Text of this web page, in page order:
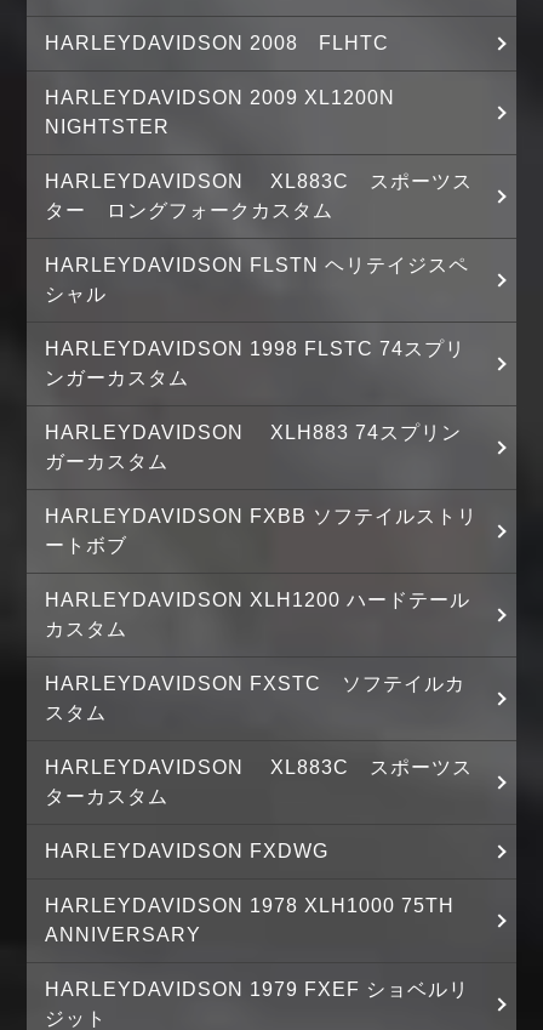
HARLEYDAVIDSON 2008 FLHTC
HARLEYDAVIDSON 2009 XL1200N
NIGHTSTER
HARLEYDAVIDSON XL883C スポーツス
ター ロングフォークカスタム
HARLEYDAVIDSON FLSTN ヘリテイジスペ
シャル
HARLEYDAVIDSON 1998 FLSTC 74スプリ
ンガーカスタム
HARLEYDAVIDSON XLH883 74スプリン
ガーカスタム
HARLEYDAVIDSON FXBB ソフテイルストリ
ートボブ
HARLEYDAVIDSON XLH1200 ハードテール
カスタム
HARLEYDAVIDSON FXSTC ソフテイルカ
スタム
HARLEYDAVIDSON XL883C スポーツス
ターカスタム
HARLEYDAVIDSON FXDWG
HARLEYDAVIDSON 1978 XLH1000 75TH
ANNIVERSARY
HARLEYDAVIDSON 1979 FXEF ショベルリ
ジット